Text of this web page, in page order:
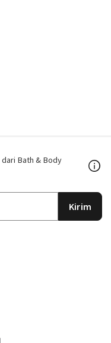
Bath & Body
Kirim